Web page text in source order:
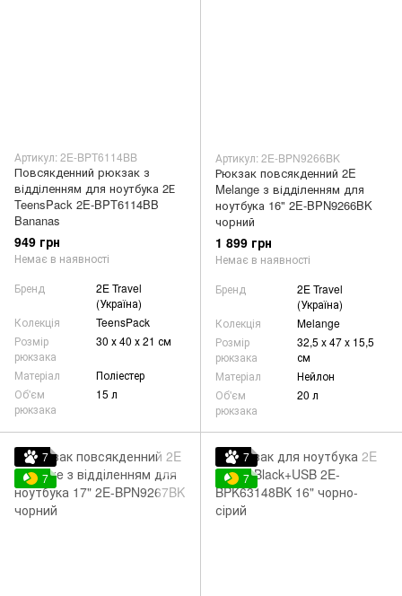
Артикул: 2E-BPT6114BB
Повсякденний рюкзак з
відділенням для ноутбука 2Е
TeensPack 2E-BPT6114BB
Bananas
949 грн
Немає в наявності
Бренд
2E Travel
(Україна)
Колекція
TeensPack
Розмір
рюкзака
30 х 40 х 21 см
Матеріал
Поліестер
Об'єм
рюкзака
15 л
Артикул: 2E-BPN9266BK
Рюкзак повсякденний 2E
Melange з відділенням для
ноутбука 16" 2E-BPN9266BK
чорний
1 899 грн
Немає в наявності
Бренд
2E Travel
(Україна)
Колекція
Melange
Розмір
рюкзака
32,5 x 47 x 15,5
см
Матеріал
Нейлон
Об'єм
рюкзака
20 л
7
7
7
7